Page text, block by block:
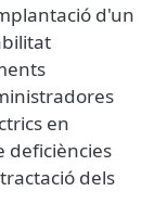
d'un
en
deficiències
dels